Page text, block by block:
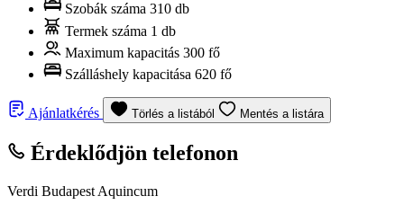
Szobák száma 310 db
Termek száma 1 db
Maximum kapacitás 300 fő
Szálláshely kapacitása 620 fő
Ajánlatkérés Törlés a listából Mentés a listára
Érdeklődjön telefonon
Verdi Budapest Aquincum